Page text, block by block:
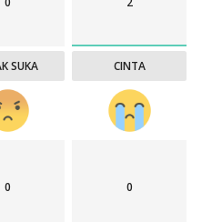
SUKA CINTA
0 0